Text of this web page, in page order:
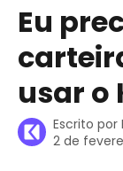
Eu
usar o
Escrito por
2 de